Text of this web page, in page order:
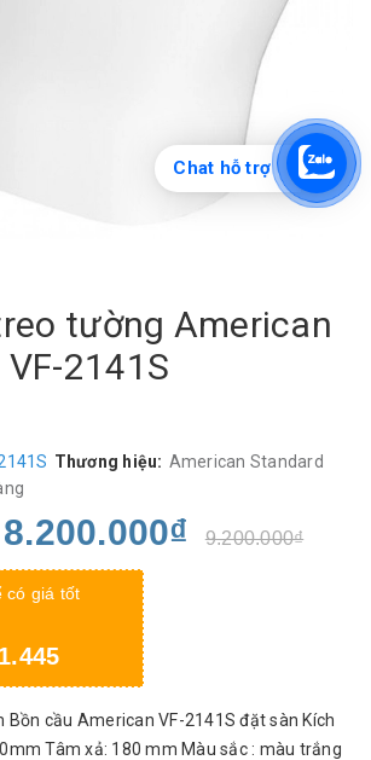
tường American
2141S
Thương hiệu: American Standard
8.200.000₫ 9.200.000₫
có giá tốt
Bồn cầu American VF-2141S đặt sàn Kích
Tâm xả: 180 mm Màu sắc : màu trắng
Chat hỗ trợ